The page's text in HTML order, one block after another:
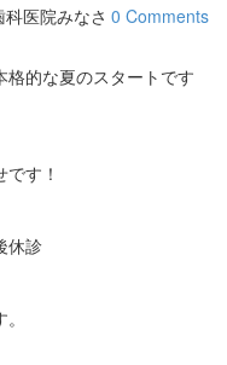
0 Comments
医院みなさ
的な夏のスタートです
す！
休診